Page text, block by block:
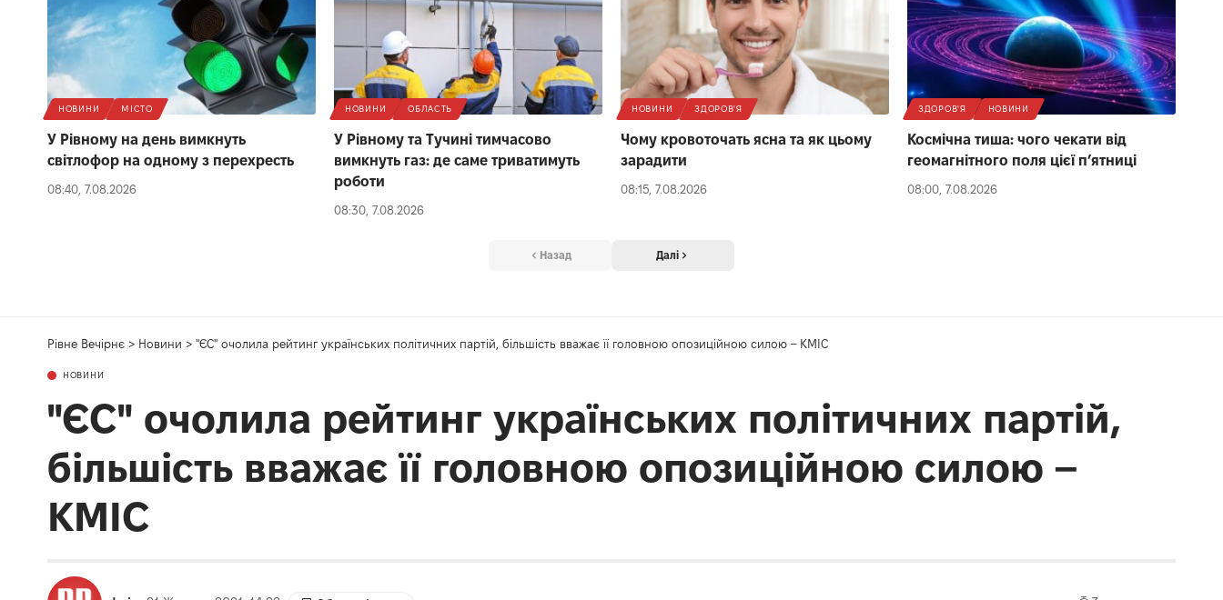
НОВИНИ МІСТО
У Рівному на день вимкнуть
світлофор на одному з перехресть
08:40, 7.08.2026
НОВИНИ ОБЛАСТЬ
У Рівному та Тучині тимчасово
вимкнуть газ: де саме триватимуть
роботи
08:30, 7.08.2026
НОВИНИ ЗДОРОВ'Я
Чому кровоточать ясна та як цьому
зарадити
08:15, 7.08.2026
ЗДОРОВ'Я НОВИНИ
Космічна тиша: чого чекати від
геомагнітного поля цієї п’ятниці
08:00, 7.08.2026
Назад Далі
Рівне Вечірнє > Новини > "ЄС" очолила рейтинг українських політичних партій, більшість вважає її головною опозиційною силою – КМІС
НОВИНИ
"ЄС" очолила рейтинг українських політичних партій,
більшість вважає її головною опозиційною силою –
КМІС